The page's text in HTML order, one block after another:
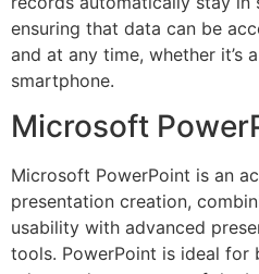
ensuring that data can be
and at any time, whether it’s
smartphone.
Microsoft
Microsoft PowerPoint is an
presentation creation,
usability with advanced
tools. PowerPoint is ideal for